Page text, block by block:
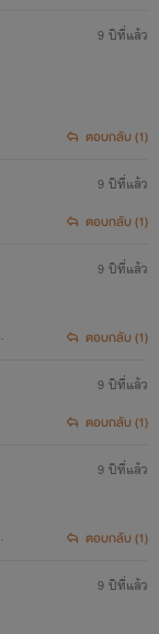
9 ปีที่แล้ว
ตอบกลับ (1)
9 ปีที่แล้ว
ตอบกลับ (1)
9 ปีที่แล้ว
ตอบกลับ (1)
9 ปีที่แล้ว
ตอบกลับ (1)
9 ปีที่แล้ว
ตอบกลับ (1)
9 ปีที่แล้ว